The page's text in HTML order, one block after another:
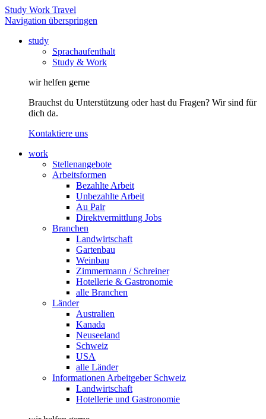
Study Work Travel
Navigation überspringen
study
Sprachaufenthalt
Study & Work
wir helfen gerne
Brauchst du Unterstützung oder hast du Fragen? Wir sind für
dich da.
Kontaktiere uns
work
Stellenangebote
Arbeitsformen
Bezahlte Arbeit
Unbezahlte Arbeit
Au Pair
Direktvermittlung Jobs
Branchen
Landwirtschaft
Gartenbau
Weinbau
Zimmermann / Schreiner
Hotellerie & Gastronomie
alle Branchen
Länder
Australien
Kanada
Neuseeland
Schweiz
USA
alle Länder
Informationen Arbeitgeber Schweiz
Landwirtschaft
Hotellerie und Gastronomie